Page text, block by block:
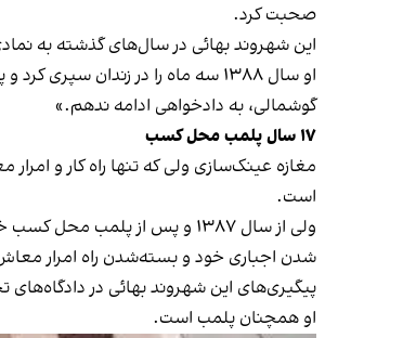
صحبت کرد.
این شهروند بهائی در سال‌های گذشته به
او سال ۱۳۸۸ سه ماه را در زندان
گوشمالی‌، به دادخواهی ادامه ندهم.»
۱۷ سال پلمب محل کسب
است.
ولی از سال ۱۳۸۷ و پس از
شدن اجباری خود و بسته‌شدن راه امرار
پیگیری‌های این شهروند بهائی در
او همچنان پلمب است.